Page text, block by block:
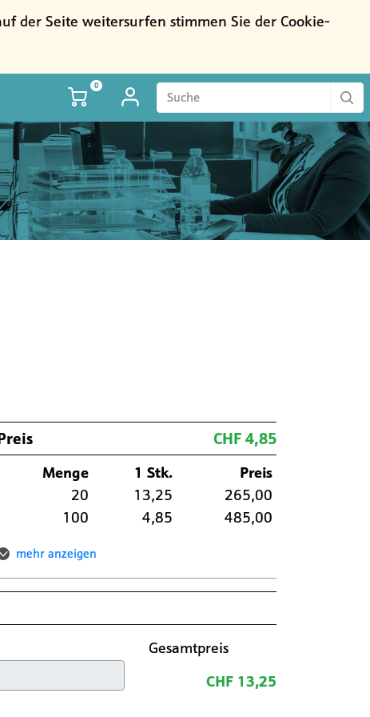
der Seite weitersurfen stimmen Sie der Cookie-
0
CHF 4,85
Menge 1 Stk.
Preis
20
13,25
265,00
100
4,85 485,00
mehr anzeigen
Gesamtpreis
CHF 13,25